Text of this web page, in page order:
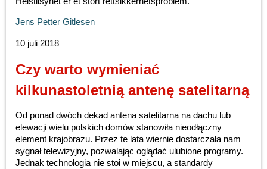
Jens Petter Gitlesen
10 juli 2018
Czy warto wymieniać
kilkunastoletnią antenę satelitarną
Od ponad dwóch dekad antena satelitarna na dachu lub
elewacji wielu polskich domów stanowiła nieodłączny
element krajobrazu. Przez te lata wiernie dostarczała nam
sygnał telewizyjny, pozwalając oglądać ulubione programy.
Jednak technologia nie stoi w miejscu, a standardy